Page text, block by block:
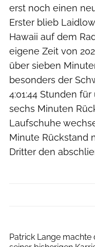
erst noch einen
Erster blieb
Hawaii auf dem
eigene Zeit von
über sieben
besonders der
4:01:44 Stunden
sechs Minuten
Laufschuhe
Minute Rückstand
Dritter den
Patrick Lange